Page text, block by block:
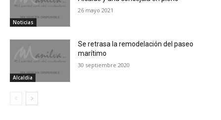
Noticias
26 mayo 2021
Alcaldia
Se retrasa la remodelación del paseo
marítimo
30 septiembre 2020